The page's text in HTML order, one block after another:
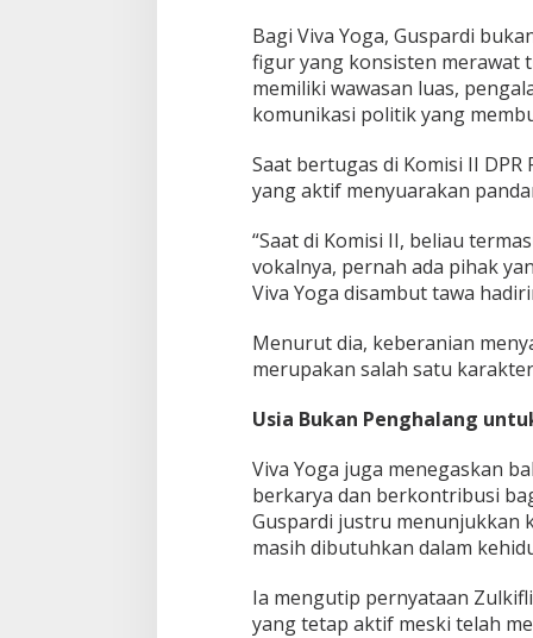
Bagi Viva Yoga, Guspardi
figur yang konsisten merawat
memiliki wawasan luas,
komunikasi politik yang
Saat bertugas di Komisi II
yang aktif menyuarakan
“Saat di Komisi II, beliau
vokalnya, pernah ada pihak
Viva Yoga disambut tawa
Menurut dia, keberanian
merupakan salah satu
Usia Bukan Penghalang
Viva Yoga juga menegaskan
berkarya dan berkontribusi
Guspardi justru menunjukkan
masih dibutuhkan dalam
Ia mengutip pernyataan
yang tetap aktif meski telah